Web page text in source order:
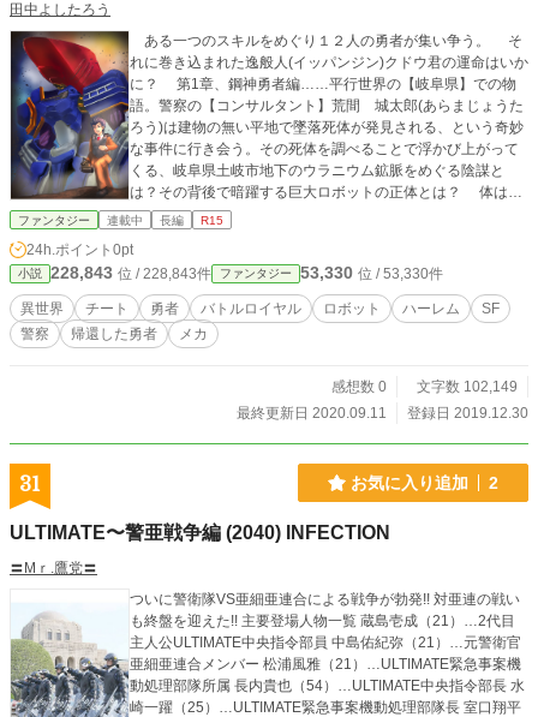
田中よしたろう
ある一つのスキルをめぐり１２人の勇者が集い争う。 そ
れに巻き込まれた逸般人(イッパンジン)クドウ君の運命はいか
に？ 第1章、鋼神勇者編……平行世界の【岐阜県】での物
語。警察の【コンサルタント】荒間 城太郎(あらまじょうた
ろう)は建物の無い平地で墜落死体が発見される、という奇妙
な事件に行き会う。その死体を調べることで浮かび上がって
くる、岐阜県土岐市地下のウラニウム鉱脈をめぐる陰謀と
は？その背後で暗躍する巨大ロボットの正体とは？ 体は子
供、頭脳は中年、荒間城太郎の推理(スキル)がさえる！！
ファンタジー 連載中 長編 R15
24h.ポイント 0pt
小説 228,843 位 / 228,843件 ファンタジー 53,330 位 / 53,330件
異世界 チート 勇者 バトルロイヤル ロボット ハーレム
SF
警察
帰還した勇者 メカ
感想数 0
文字数 102,149
最終更新日 2020.09.11
登録日 2019.12.30
31 お気に入り追加 2
ULTIMATE〜警亜戦争編 (2040) INFECTION
〓Mｒ.鷹党〓
ついに警衛隊VS亜細亜連合による戦争が勃発!! 対亜連の戦い
も終盤を迎えた!! 主要登場人物一覧 蔵島壱成（21）…2代目
主人公ULTIMATE中央指令部員 中島佑紀弥（21）…元警衛官
亜細亜連合メンバー 松浦風雅（21）…ULTIMATE緊急事案機
動処理部隊所属 長内貴也（54）…ULTIMATE中央指令部長 水
崎一躍（25）…ULTIMATE緊急事案機動処理部隊長 室口翔平